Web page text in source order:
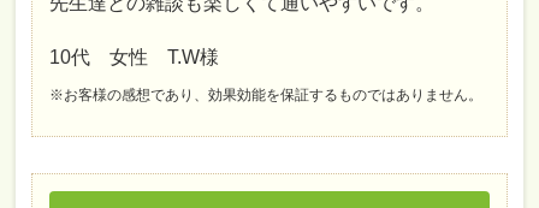
10代 女性 T.W様
※お客様の感想であり、効果効能を保証するものではありません。